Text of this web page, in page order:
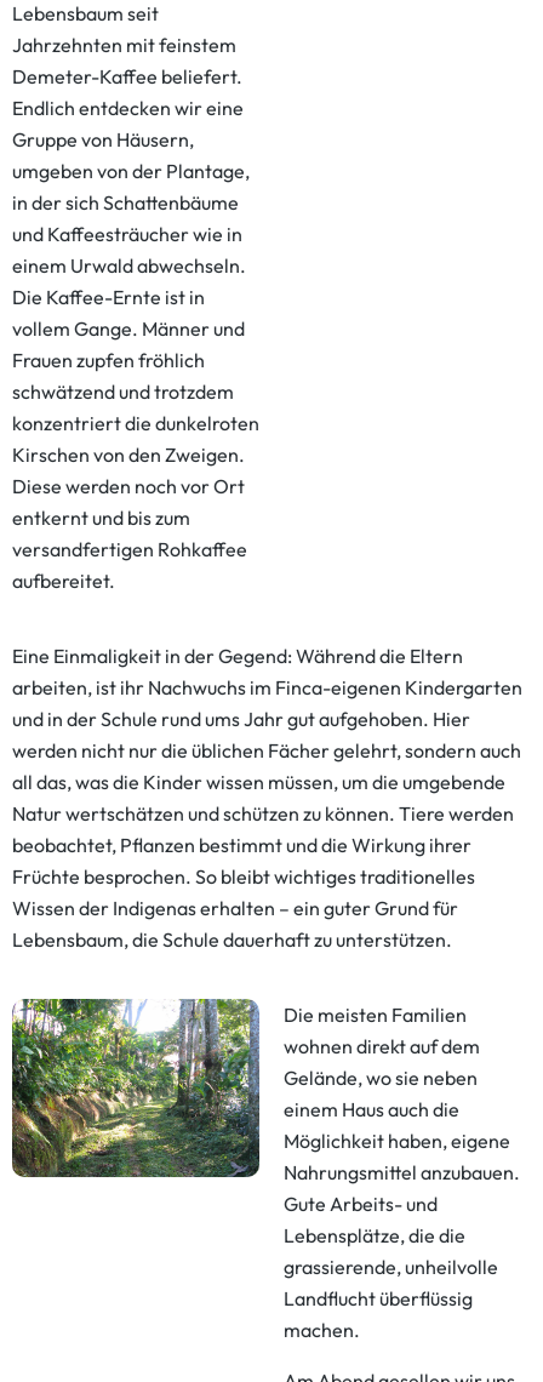
Lebensbaum seit
Jahrzehnten mit feinstem
Demeter-Kaffee beliefert.
Endlich entdecken wir eine
Gruppe von Häusern,
umgeben von der Plantage,
in der sich Schattenbäume
und Kaffeesträucher wie in
einem Urwald abwechseln.
Die Kaffee-Ernte ist in
vollem Gange. Männer und
Frauen zupfen fröhlich
schwätzend und trotzdem
konzentriert die dunkelroten
Kirschen von den Zweigen.
Diese werden noch vor Ort
entkernt und bis zum
versandfertigen Rohkaffee
aufbereitet.
Eine Einmaligkeit in der Gegend: Während die Eltern
arbeiten, ist ihr Nachwuchs im Finca-eigenen Kindergarten
und in der Schule rund ums Jahr gut aufgehoben. Hier
werden nicht nur die üblichen Fächer gelehrt, sondern auch
all das, was die Kinder wissen müssen, um die umgebende
Natur wertschätzen und schützen zu können. Tiere werden
beobachtet, Pflanzen bestimmt und die Wirkung ihrer
Früchte besprochen. So bleibt wichtiges traditionelles
Wissen der Indigenas erhalten – ein guter Grund für
Lebensbaum, die Schule dauerhaft zu unterstützen.
Die meisten Familien
wohnen direkt auf dem
Gelände, wo sie neben
einem Haus auch die
Möglichkeit haben, eigene
Nahrungsmittel anzubauen.
Gute Arbeits- und
Lebensplätze, die die
grassierende, unheilvolle
Landflucht überflüssig
machen.